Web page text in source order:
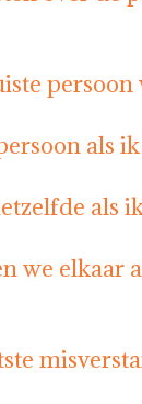
persoon
als
als
we elkaar